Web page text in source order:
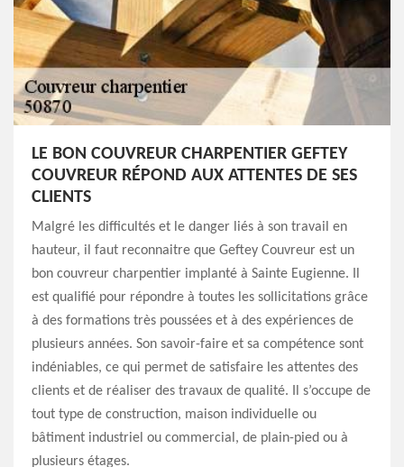
LE BON COUVREUR CHARPENTIER GEFTEY
COUVREUR RÉPOND AUX ATTENTES DE SES
CLIENTS
Malgré les difficultés et le danger liés à son travail en
hauteur, il faut reconnaitre que Geftey Couvreur est un
bon couvreur charpentier implanté à Sainte Eugienne. Il
est qualifié pour répondre à toutes les sollicitations grâce
à des formations très poussées et à des expériences de
plusieurs années. Son savoir-faire et sa compétence sont
indéniables, ce qui permet de satisfaire les attentes des
clients et de réaliser des travaux de qualité. Il s’occupe de
tout type de construction, maison individuelle ou
bâtiment industriel ou commercial, de plain-pied ou à
plusieurs étages.